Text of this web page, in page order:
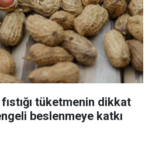
tüketmenin dikkat
beslenmeye katkı